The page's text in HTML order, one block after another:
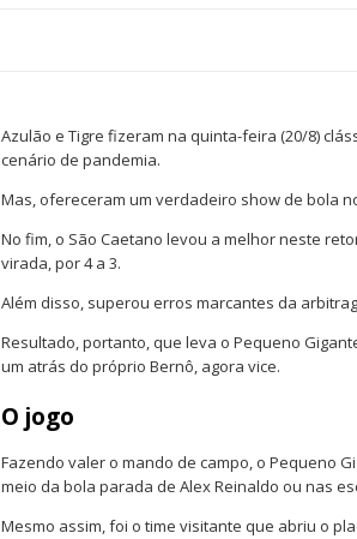
Azulão e Tigre fizeram na quinta-feira (20/8)
cenário de pandemia.
Mas, ofereceram um verdadeiro show de bola
No fim, o São Caetano levou a melhor neste
virada, por 4 a 3.
Além disso, superou erros marcantes da
Resultado, portanto, que leva o Pequeno
um atrás do próprio Bernô, agora vice.
O jogo
Fazendo valer o mando de campo, o Pequeno
meio da bola parada de Alex Reinaldo ou nas
Mesmo assim, foi o time visitante que abriu o